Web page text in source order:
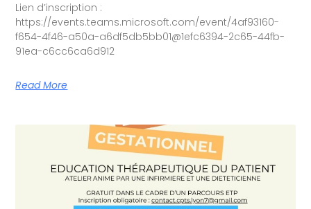
Lien d’inscription :
https://events.teams.microsoft.com/event/4af93160-
f654-4f46-a50a-a6df5db5bb01@1efc6394-2c65-44fb-
91ea-c6cc6ca6d912
Read More